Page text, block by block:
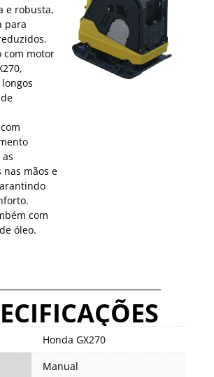
e robusta,
para
com motor
nas mãos e
com
óleo.
Honda GX270
Manual